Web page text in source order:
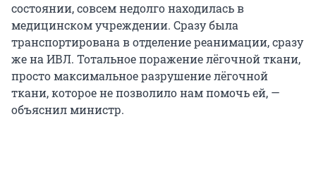
состоянии, совсем недолго находилась в
медицинском учреждении. Сразу была
транспортирована в отделение реанимации, сразу
же на ИВЛ. Тотальное поражение лёгочной ткани,
просто максимальное разрушение лёгочной
ткани, которое не позволило нам помочь ей, —
объяснил министр.